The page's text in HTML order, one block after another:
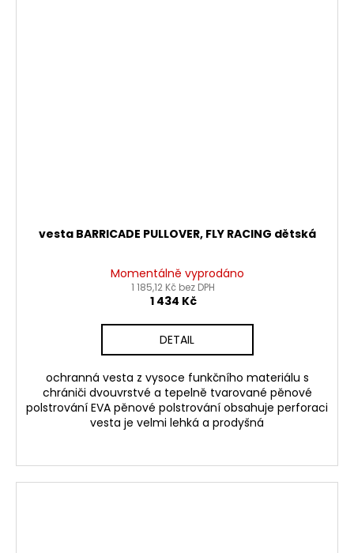
vesta BARRICADE PULLOVER, FLY RACING dětská
Momentálně vyprodáno
1 185,12 Kč bez DPH
1 434 Kč
DETAIL
ochranná vesta z vysoce funkčního materiálu s
chrániči dvouvrstvé a tepelně tvarované pěnové
polstrování EVA pěnové polstrování obsahuje perforaci
vesta je velmi lehká a prodyšná